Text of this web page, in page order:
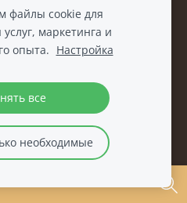
500кг - Yato YT-55568
€70.00
файлы cookie для
маркетинга и
опыта. Настройка
все
необходимые